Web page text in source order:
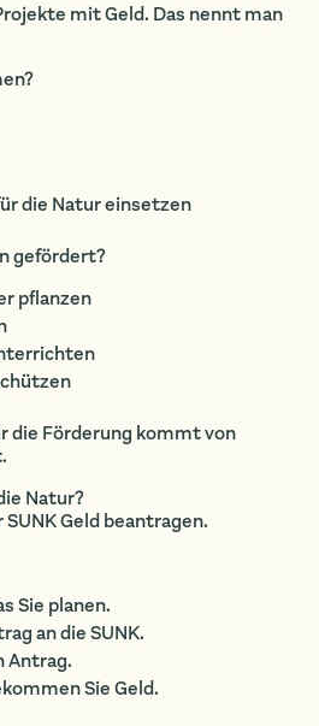
mit Geld. Das nennt man
die Natur einsetzen
gefördert?
pflanzen
die Förderung kommt von
.
Natur?
Geld beantragen.
Sie planen.
an die SUNK.
Antrag.
Sie Geld.